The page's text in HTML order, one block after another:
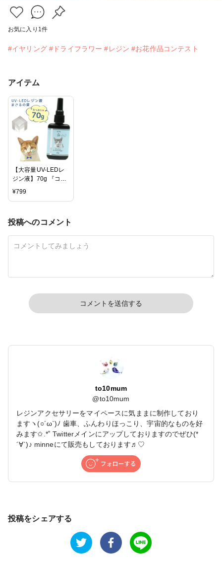
お気に入り 1 件
#イヤリング #ドライフラワー #レジン #お花作品コンテスト
アイテム
【大容量UV-LEDレ
ジン液】70g 『コス
パ＆クオリティー最
ア》GreenOceanオ
ジンクラフト ハード
タイプ UVレジン液
¥799
投稿へのコメント
コメントを送信する
to10mum
@to10mum
レジンアクセサリーをマイペースに気ままに制作しており
ますヽ(○´ω`)ﾉ 歯車、ふんわりほっこり、宇宙的なものを好
みます✩.*˚ Twitterメインにアップしておりますのでぜひ(*
´∀`)♪ minneにて販売もしております♬︎♡
投稿をシェアする